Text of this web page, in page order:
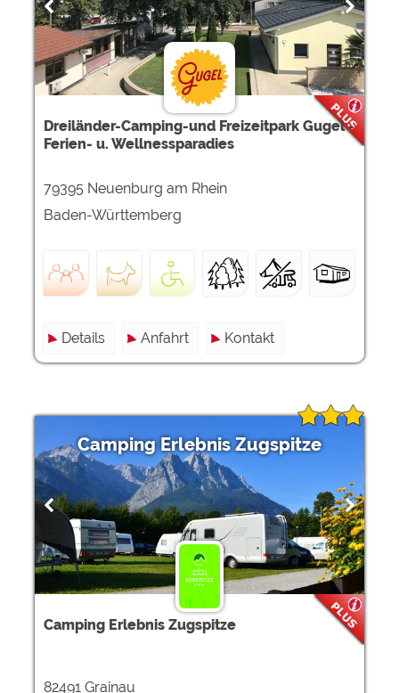
Dreiländer-Camping-und Freizeitpark Gugel -
Ferien- u. Wellnessparadies
79395 Neuenburg am Rhein
Baden-Württemberg
Details Anfahrt Kontakt
Camping Erlebnis Zugspitze
Camping Erlebnis Zugspitze
82491 Grainau